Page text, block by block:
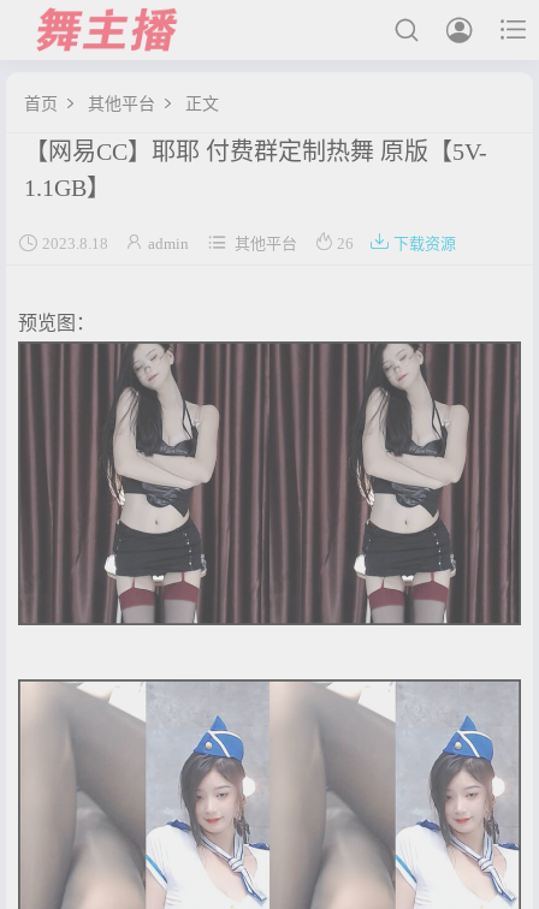



最新发布
首页  其他平台  正文
【网易CC】耶耶 付费群定制热舞 原版【5V-
1.1GB】
 2023.8.18  admin  其他平台  26  下载资源
预览图：